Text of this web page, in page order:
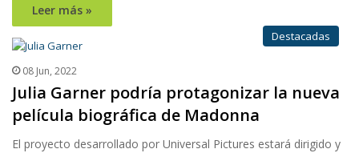
Leer más »
Destacadas
08 Jun, 2022
Julia Garner podría protagonizar la nueva
película biográfica de Madonna
El proyecto desarrollado por Universal Pictures estará dirigido y